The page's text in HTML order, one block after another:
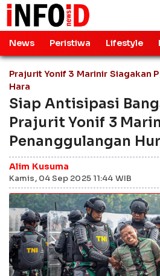
News Peristiwa Lifestyle
Prajurit Yonif 3 Marinir Siagakan
Hara
Siap Antisipasi
Prajurit Yonif 3
Penanggulangan
Alim Kusuma
Kamis, 04 Sep 2025 11:44 WIB